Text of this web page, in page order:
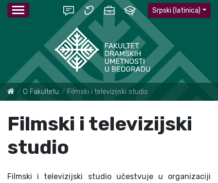
Srpski (latinica)
O Fakultetu Filmski i televizijski studio
Filmski i televizijski
studio
Filmski i televizijski studio učestvuje u organizaciji